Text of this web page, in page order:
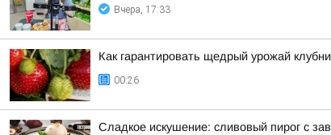
Вчера, 17:33
Как гарантировать щедрый урожай
00:26
Сладкое искушение: сливовый пирог с